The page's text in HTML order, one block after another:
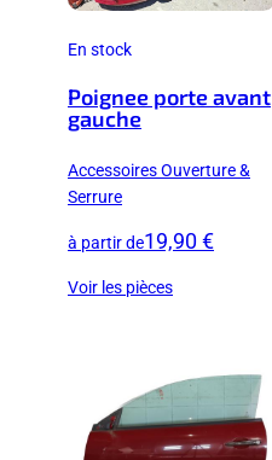
En stock
Poignee porte avant
gauche
Accessoires Ouverture &
Serrure
à partir de19,90 €
Voir les pièces